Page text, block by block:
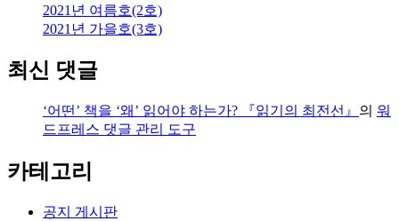
2021년 여름호(2호)
2021년 가을호(3호)
최신 댓글
‘어떤’ 책을 ‘왜’ 읽어야 하는가? 『읽기의 최전선』 의 워
드프레스 댓글 관리 도구
카테고리
공지 게시판